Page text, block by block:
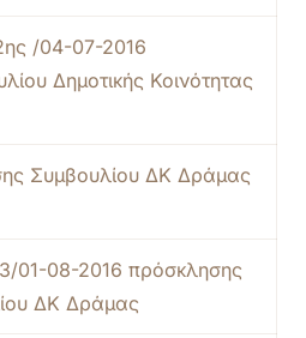
/04-07-2016
Δημοτικής Κοινότητας
Συμβουλίου ΔΚ Δράμας
01-08-2016 πρόσκλησης
ΔΚ Δράμας